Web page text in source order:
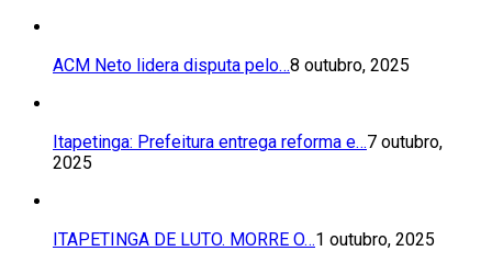
ACM Neto lidera disputa pelo…8 outubro, 2025
Itapetinga: Prefeitura entrega reforma e…7 outubro,
2025
ITAPETINGA DE LUTO. MORRE O…1 outubro, 2025